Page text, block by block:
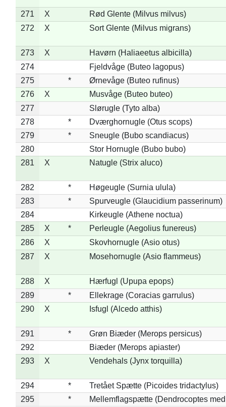
271 X
Rød Glente (Milvus milvus)
272
X Sort Glente (Milvus migrans)
273 X
Havørn (Haliaeetus albicilla)
274
Fjeldvåge (Buteo lagopus)
275
*
Ørnevåge (Buteo rufinus)
276
X
Musvåge (Buteo buteo)
277
Slørugle (Tyto alba)
278
*
Dværghornugle (Otus scops)
279
*
Sneugle (Bubo scandiacus)
280
Stor Hornugle (Bubo bubo)
281
X Natugle (Strix aluco)
282 *
Høgeugle (Surnia ulula)
283
*
Spurveugle (Glaucidium passerinum)
284
Kirkeugle (Athene noctua)
285
X *
Perleugle (Aegolius funereus)
286
X
Skovhornugle (Asio otus)
287
X Mosehornugle (Asio flammeus)
288 X
Hærfugl (Upupa epops)
289
*
Ellekrage (Coracias garrulus)
290
X Isfugl (Alcedo atthis)
291 *
Grøn Biæder (Merops persicus)
292
Biæder (Merops apiaster)
293
X Vendehals (Jynx torquilla)
294 *
Tretået Spætte (Picoides tridactylus)
295
*
Mellemflagspætte (Dendrocoptes